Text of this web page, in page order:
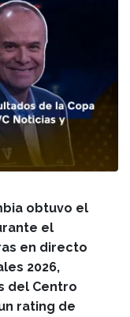
obtuvo el
el
en directo
2026,
del Centro
rating de